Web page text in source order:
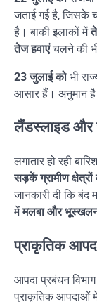
जताई गई है, जिसके
है। बाकी इलाकों में
तेज हवाएंचलने की
23 जुलाई कोभी
आसार हैं। अनुमान है
लैंडस्लाइड और
लगातार हो रही
सड़कें ग्रामीण क्षेत्रों
जानकारी दी कि बंद
मेंमलबा और
प्राकृतिक
आपदा प्रबंधन
प्राकृतिक आपदाओं